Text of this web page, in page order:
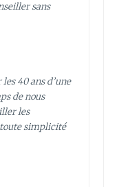
sans
40 ans d’une
de nous
les
simplicité